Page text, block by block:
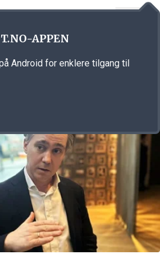
APPEN
Android for enklere tilgang til